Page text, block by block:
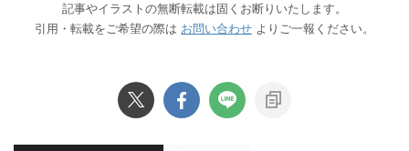
記事やイラストの無断転載は固くお断りいたします。
引用・転載をご希望の際は お問い合わせ よりご一報ください。